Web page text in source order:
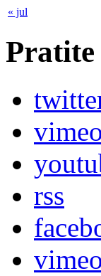
« jul
Pratite
vimeo
rss
vimeo